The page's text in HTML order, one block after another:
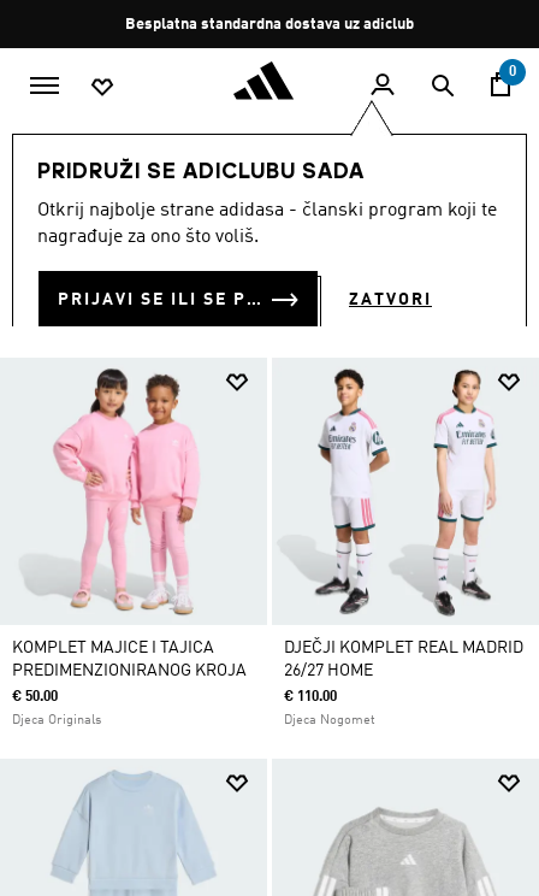
Zaustavi
rotaciju
Besplatna standardna dostava uz adiclub
0
PRIDRUŽI SE ADICLUBU SADA
Otkrij najbolje strane adidasa - članski program koji te
nagrađuje za ono što voliš.
PRIJAVI SE ILI SE PRIDRUŽI SADA ZATVORI
DJECA Odjeća
ODJEĆA ZA DJECU (1773)
KOMPLET MAJICE I TAJICA
PREDIMENZIONIRANOG KROJA
€ 50.00
Djeca Originals
DJEČJI KOMPLET REAL MADRID
26/27 HOME
€ 110.00
Djeca Nogomet